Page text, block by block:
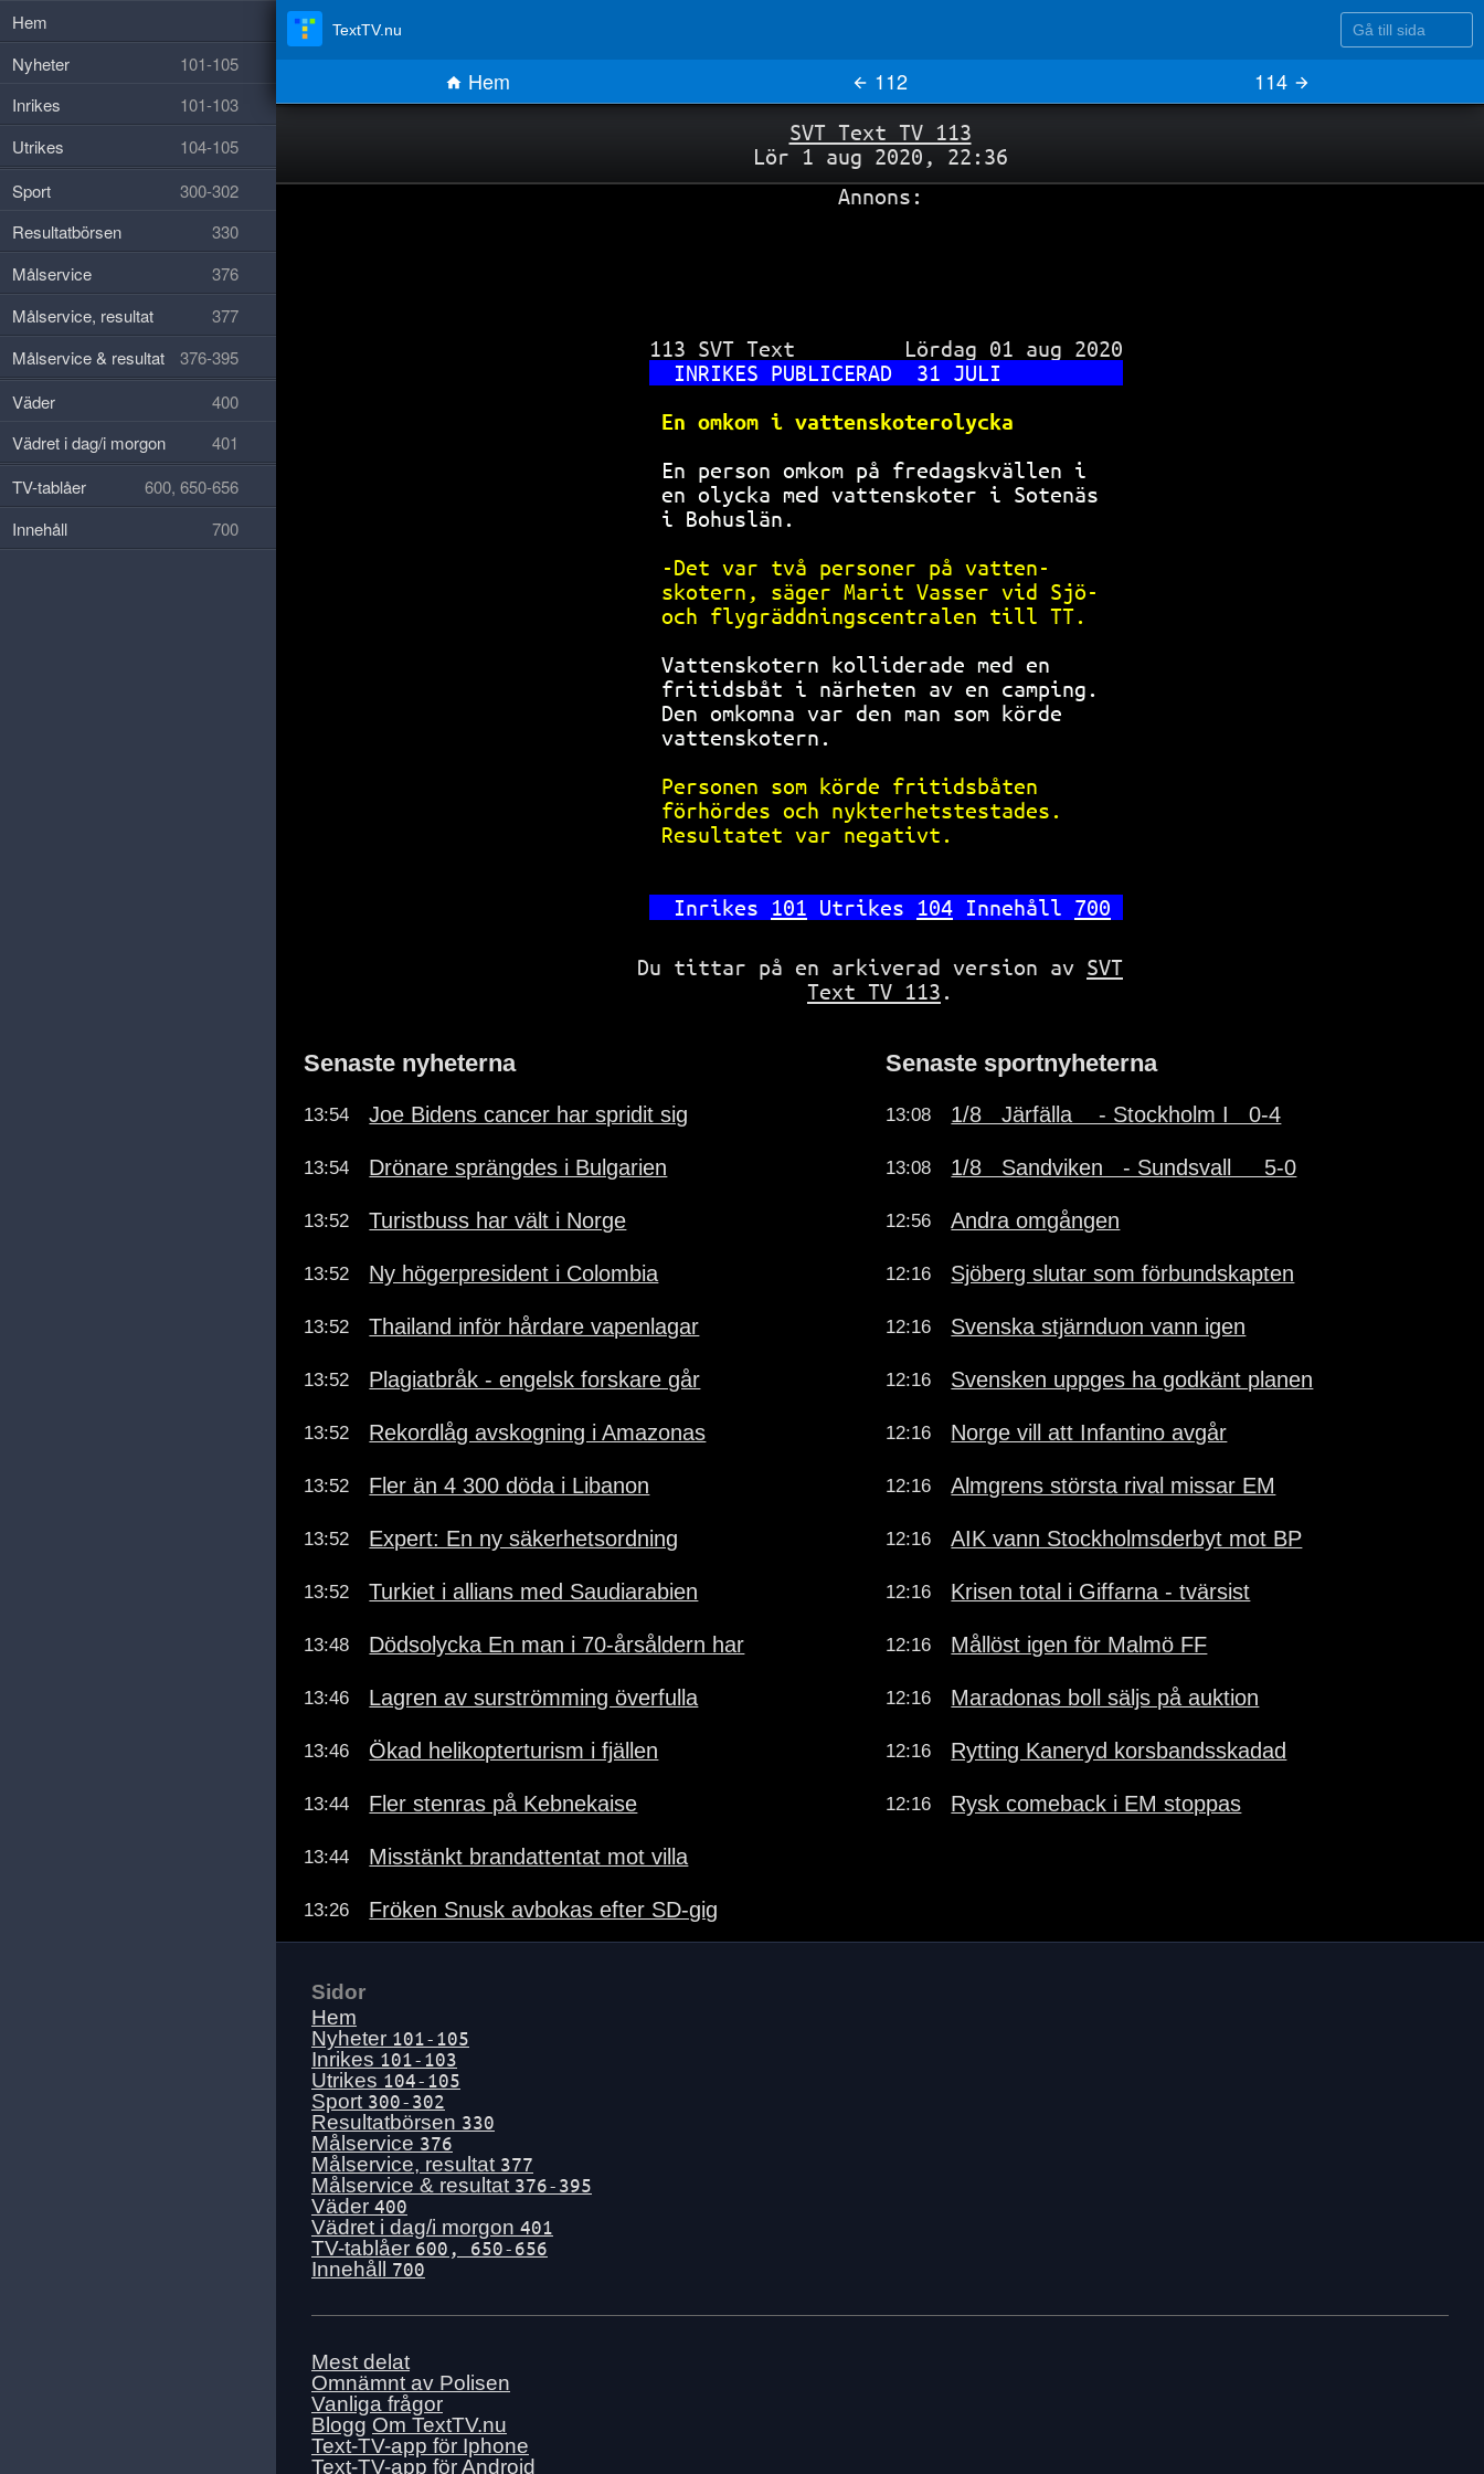
SVT Text TV 113
Lör 1 aug 2020, 22:36
Annons:
113 SVT Text         Lördag 01 aug 2020
INRIKES PUBLICERAD  31 JULI
En omkom i vattenskoterolycka
En person omkom på fredagskvällen i
en olycka med vattenskoter i Sotenäs
i Bohuslän.
-Det var två personer på vatten-
skotern, säger Marit Vasser vid Sjö-
och flygräddningscentralen till TT.
Vattenskotern kolliderade med en
fritidsbåt i närheten av en camping.
Den omkomna var den man som körde
vattenskotern.
Personen som körde fritidsbåten
förhördes och nykterhetstestades.
Resultatet var negativt.
Inrikes 101 Utrikes 104 Innehåll 700
Du tittar på en arkiverad version av SVT
Text TV 113 .
Senaste nyheterna
13:54 Joe Bidens cancer har spridit sig
13:54 Drönare sprängdes i Bulgarien
13:52 Turistbuss har vält i Norge
13:52 Ny högerpresident i Colombia
13:52 Thailand inför hårdare vapenlagar
13:52 Plagiatbråk - engelsk forskare går
13:52 Rekordlåg avskogning i Amazonas
13:52 Fler än 4 300 döda i Libanon
13:52 Expert: En ny säkerhetsordning
13:52 Turkiet i allians med Saudiarabien
13:48 Dödsolycka En man i 70-årsåldern har
13:46 Lagren av surströmming överfulla
13:46 Ökad helikopterturism i fjällen
13:44 Fler stenras på Kebnekaise
13:44 Misstänkt brandattentat mot villa
13:26 Fröken Snusk avbokas efter SD-gig
Senaste sportnyheterna
13:08 1/8   Järfälla    - Stockholm I   0-4
13:08 1/8   Sandviken   - Sundsvall     5-0
12:56 Andra omgången
12:16 Sjöberg slutar som förbundskapten
12:16 Svenska stjärnduon vann igen
12:16 Svensken uppges ha godkänt planen
12:16 Norge vill att Infantino avgår
12:16 Almgrens största rival missar EM
12:16 AIK vann Stockholmsderbyt mot BP
12:16 Krisen total i Giffarna - tvärsist
12:16 Mållöst igen för Malmö FF
12:16 Maradonas boll säljs på auktion
12:16 Rytting Kaneryd korsbandsskadad
12:16 Rysk comeback i EM stoppas
TextTV.nu Gå till sida
Hem 112 114
Sidor
Hem
Nyheter 101-105
Inrikes 101-103
Utrikes 104-105
Sport 300-302
Resultatbörsen 330
Målservice 376
Målservice, resultat 377
Målservice & resultat 376-395
Väder 400
Vädret i dag/i morgon 401
TV-tablåer 600, 650-656
Innehåll 700
Mest delat
Omnämnt av Polisen
Vanliga frågor
Blogg Om TextTV.nu
Text-TV-app för Iphone
Text-TV-app för Android
Hem
Nyheter
101-105
Inrikes
101-103
Utrikes
104-105
Sport
300-302
Resultatbörsen
330
Målservice
376
Målservice, resultat
377
Målservice & resultat
376-395
Väder
400
Vädret i dag/i morgon
401
TV-tablåer
600, 650-656
Innehåll
700